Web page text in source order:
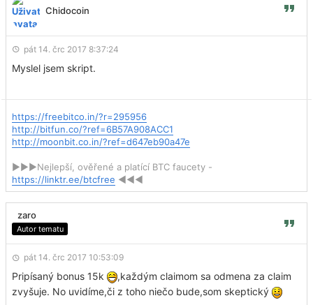
Chidocoin
pát 14. črc 2017 8:37:24
Myslel jsem skript.
https://freebitco.in/?r=295956
http://bitfun.co/?ref=6B57A908ACC1
http://moonbit.co.in/?ref=d647eb90a47e
►►►Nejlepší, ověřené a platící BTC faucety -
https://linktr.ee/btcfree ◄◄◄
zaro
Autor tematu
pát 14. črc 2017 10:53:09
Pripísaný bonus 15k
,každým claimom sa odmena za claim
zvyšuje. No uvidíme,či z toho niečo bude,som skeptický